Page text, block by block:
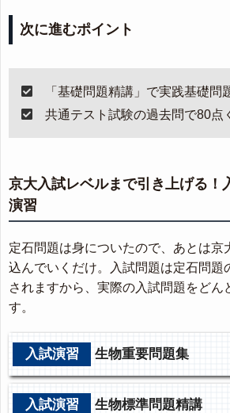
次に進むポイント
「基礎問題精講」で実践基礎問
共通テスト試験の過去問で80点
京大入試レベルまで引き上げる！
演習
定石問題は身についたので、あとは京
込んでいくだけ。入試問題は定石問題
されますから、実際の入試問題をどん
す。
入試演習 生物重要問題集
入試演習 生物標準問題精講